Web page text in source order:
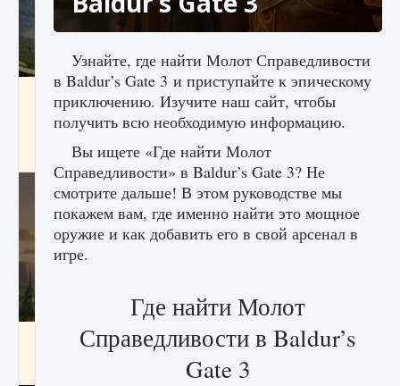
Как исправить ошибку Palworld «Идет
сохранение мира — Невозможно начать
сохранение данных мира»
9 августа 2024 2 511 0
Как заработать медали лиги Clash of Clans
2 599
Узнайте, где найти Молот Справедливости
в Baldur’s Gate 3 и приступайте к эпическому
приключению. Изучите наш сайт, чтобы
получить всю необходимую информацию.
Вы ищете «Где найти Молот
Справедливости» в Baldur’s Gate 3? Не
смотрите дальше! В этом руководстве мы
покажем вам, где именно найти это мощное
оружие и как добавить его в свой арсенал в
игре.
Где найти Молот
Справедливости в Baldur’s
Gate 3